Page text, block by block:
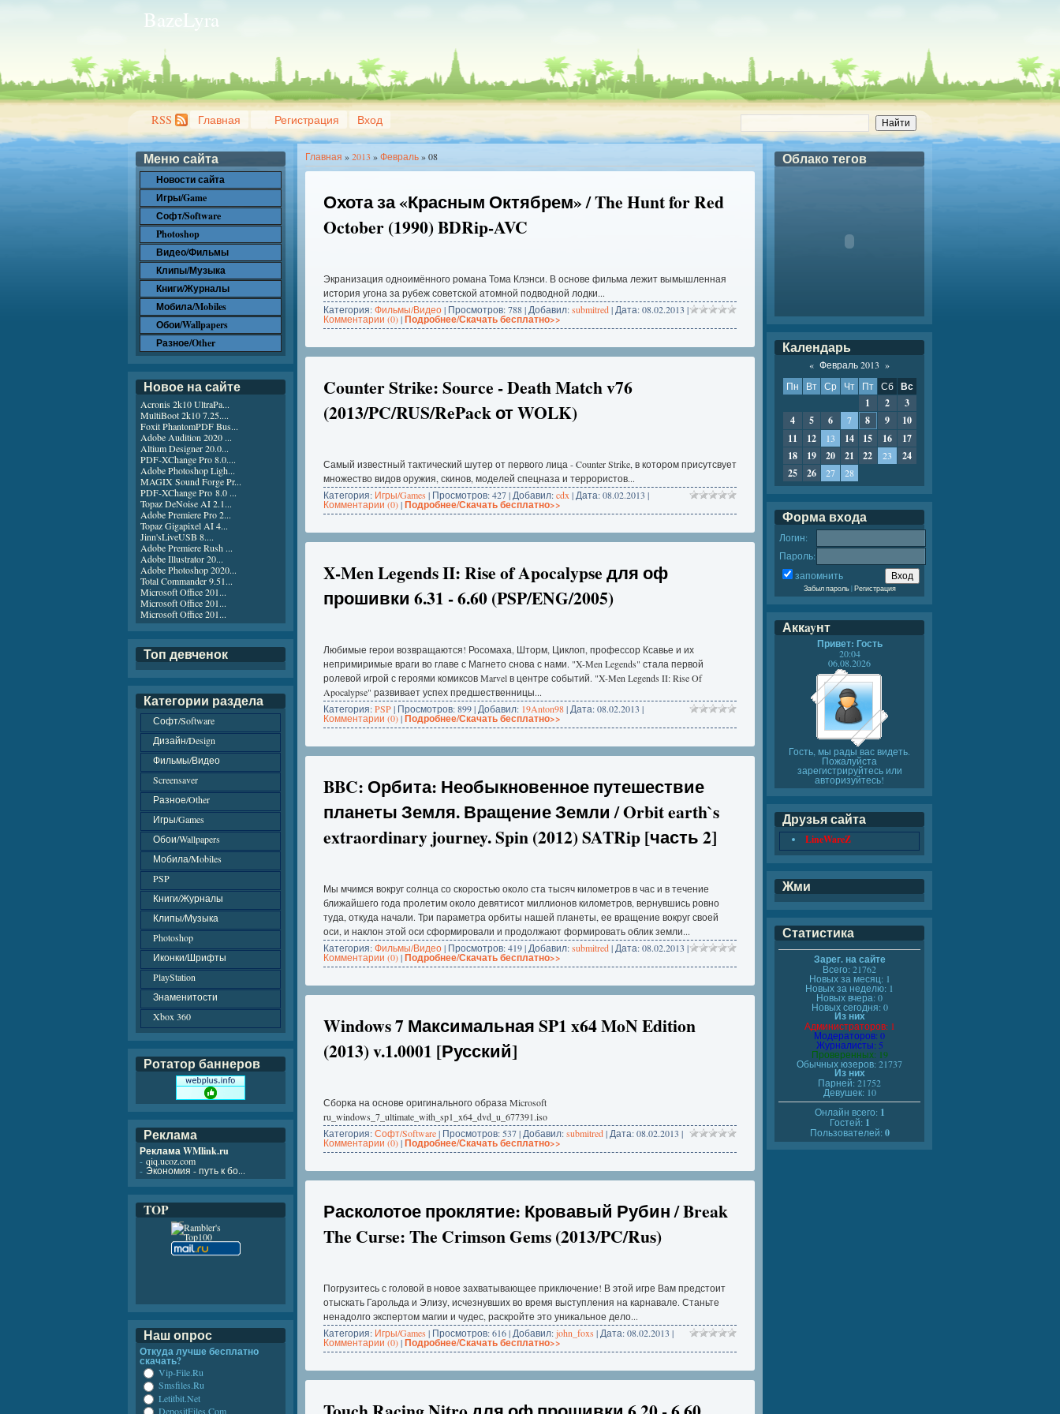
BazeLyra
RSS Главная Регистрация Вход
Главная »2013 »Февраль»08
Охота за «Красным Октябрем» / The Hunt for Red
October (1990) BDRip-AVC
Экранизация одноимённого романа Тома Клэнси. В основе фильма лежит вымышленная
история угона за рубеж советской атомной подводной лодки...
Категория:Фильмы/Видео| Просмотров: 788 | Добавил:submitred| Дата:08.02.2013 |
Комментарии (0)|Подробнее/Скачать бесплатно>>
Counter Strike: Source - Death Match v76
(2013/PC/RUS/RePack от WOLK)
Самый известный тактический шутер от первого лица - Counter Strike, в котором присутсвует
множество видов оружия, скинов, моделей спецназа и террористов...
Категория: Игры/Games | Просмотров: 427 | Добавил:cdx | Дата:08.02.2013 |
Комментарии (0)|Подробнее/Скачать бесплатно>>
X-Men Legends II: Rise of Apocalypse для оф
прошивки 6.31 - 6.60 (PSP/ENG/2005)
Любимые герои возвращаются! Росомаха, Шторм, Циклоп, профессор Ксавье и их
непримиримые враги во главе с Магнето снова с нами. "X-Men Legends" стала первой
ролевой игрой с героями комиксов Marvel в центре событий. "X-Men Legends II: Rise Of
Apocalypse" развивает успех предшественницы...
Категория:PSP| Просмотров: 899 | Добавил: 19Anton98| Дата:08.02.2013 |
Комментарии (0)|Подробнее/Скачать бесплатно>>
BBC: Орбита: Необыкновенное путешествие
планеты Земля. Вращение Земли / Orbit earth`s
extraordinary journey. Spin (2012) SATRip [часть 2]
Мы мчимся вокруг солнца со скоростью около ста тысяч километров в час и в течение
ближайшего года пролетим около девятисот миллионов километров, вернувшись ровно
туда, откуда начали. Три параметра орбиты нашей планеты, ее вращение вокруг своей
оси, и наклон этой оси сформировали и продолжают формировать облик земли...
Категория:Фильмы/Видео| Просмотров: 419 | Добавил:submitred| Дата:08.02.2013 |
Комментарии (0)|Подробнее/Скачать бесплатно>>
Windows 7 Максимальная SP1 x64 MoN Edition
(2013) v.1.0001 [Русский]
Сборка на основе оригинального образа Microsoft
ru_windows_7_ultimate_with_sp1_x64_dvd_u_677391.iso
Категория:Софт/Software| Просмотров: 537 | Добавил:submitred| Дата:08.02.2013 |
Комментарии (0)|Подробнее/Скачать бесплатно>>
Расколотое проклятие: Кровавый Рубин / Break
The Curse: The Crimson Gems (2013/PC/Rus)
Погрузитесь с головой в новое захватывающее приключение! В этой игре Вам предстоит
отыскать Гарольда и Элизу, исчезнувших во время выступления на карнавале. Станьте
ненадолго экспертом магии и чудес, раскройте это уникальное дело...
Категория: Игры/Games | Просмотров: 616 | Добавил:john_foxs | Дата:08.02.2013 |
Комментарии (0)|Подробнее/Скачать бесплатно>>
Меню сайта
Новости сайта
Игры/Game
Софт/Software
Photoshop
Видео/Фильмы
Клипы/Музыка
Книги/Журналы
Мобила/Mobiles
Обои/Wallpapers
Разное/Other
Новое на сайте
Acronis 2k10 UltraPa...
MultiBoot 2k10 7.25....
Foxit PhantomPDF Bus...
Adobe Audition 2020 ...
Altium Designer 20.0...
PDF-XChange Pro 8.0....
Adobe Photoshop Ligh...
MAGIX Sound Forge Pr...
PDF-XChange Pro 8.0 ...
Topaz DeNoise AI 2.1...
Adobe Premiere Pro 2...
Topaz Gigapixel AI 4...
Jinn'sLiveUSB 8....
Adobe Premiere Rush ...
Adobe Illustrator 20...
Adobe Photoshop 2020...
Total Commander 9.51...
Microsoft Office 201...
Microsoft Office 201...
Microsoft Office 201...
Топ девченок
Категории раздела
Софт/Software
Дизайн/Design
Фильмы/Видео
Screensaver
Разное/Other
Игры/Games
Обои/Wallpapers
Мобила/Mobiles
PSP
Книги/Журналы
Клипы/Музыка
Photoshop
Иконки/Шрифты
PlayStation
Знаменитости
Xbox 360
Ротатор баннеров
Реклама
Реклама WMlink.ru
- qiq.ucoz.com
- Экономия - путь к бо...
TOP
Наш опрос
Откуда лучше бесплатно
скачать?
Vip-File.Ru
Smsfiles.Ru
Letitbit.Net
DepositFiles.Com
Облако тегов
Календарь
« Февраль 2013 »
Пн
Вт Ср Чт Пт Сб Вс
1
2
3
4
5 6 7 8 9
10
11
12 13 14 15 16
17
18
19 20 21 22 23
24
25
26 27 28
Форма входа
Логин:
Пароль:
запомнить
Забыл пароль|Регистрация
Аккayнт
Привет: Гость
20:04
06.08.2026
Гость, мы рады вас видеть.
Пожалуйста
зарегистрируйтесь или
авторизуйтесь!
Друзья сайта
LineWareZ
Жми
Статистика
Зарег. на сайте
Всего: 21762
Новых за месяц: 1
Новых за неделю: 1
Новых вчера: 0
Новых сегодня: 0
Из них
Администраторов: 1
Модераторов: 0
Журналисты: 5
Проверенных: 19
Обычных юзеров: 21737
Из них
Парней: 21752
Девушек: 10
Онлайн всего: 1
Гостей: 1
Пользователей: 0